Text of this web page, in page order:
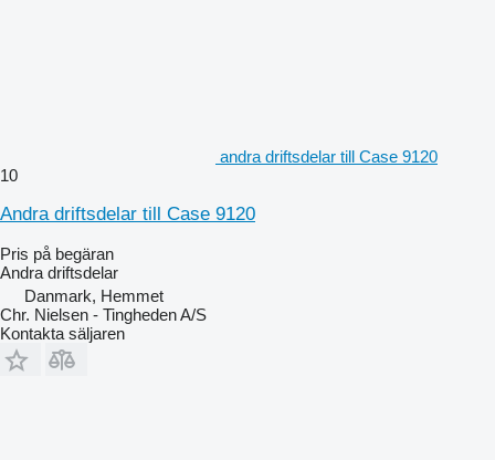
andra driftsdelar till Case 9120
10
Andra driftsdelar till Case 9120
Pris på begäran
Andra driftsdelar
Danmark, Hemmet
Chr. Nielsen - Tingheden A/S
Kontakta säljaren